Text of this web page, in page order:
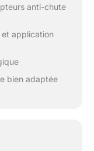
anti-chute
application
bien adaptée